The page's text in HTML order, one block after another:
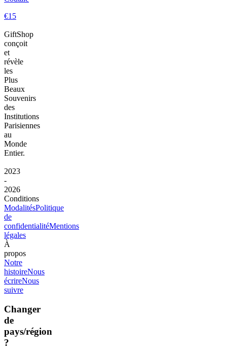
€15
GiftShop
conçoit
et
révèle
les
Plus
Beaux
Souvenirs
des
Institutions
Parisiennes
au
Monde
Entier.
2023
-
2026
Conditions
ModalitésPolitique
de
confidentialitéMentions
légales
À
propos
Notre
histoireNous
écrireNous
suivre
Changer
de
pays/région
?